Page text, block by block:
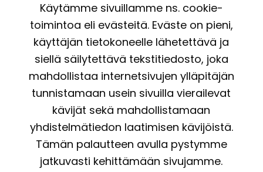
Käytämme sivuillamme ns. cookie-
toimintoa eli evästeitä. Eväste on pieni,
käyttäjän tietokoneelle lähetettävä ja
siellä säilytettävä tekstitiedosto, joka
mahdollistaa internetsivujen ylläpitäjän
tunnistamaan usein sivuilla vierailevat
kävijät sekä mahdollistamaan
yhdistelmätiedon laatimisen kävijöistä.
Tämän palautteen avulla pystymme
jatkuvasti kehittämään sivujamme.